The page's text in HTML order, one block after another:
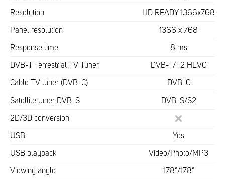
Resolution HD READY 1366x768
Panel resolution 1366 x 768
Response time 8 ms
DVB-T Terrestrial TV Tuner DVB-T/T2 HEVC
Cable TV tuner (DVB-C) DVB-C
Satellite tuner DVB-S DVB-S/S2
2D/3D conversion
USB Yes
USB playback Video/Photo/MP3
Viewing angle 178°/178°